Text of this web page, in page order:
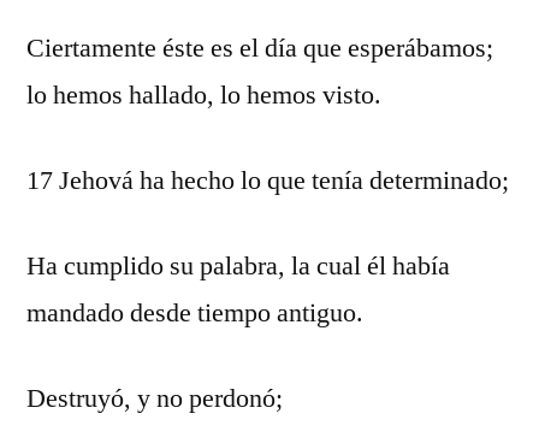
Ciertamente éste es el día que esperábamos;
lo hemos hallado, lo hemos visto.
17 Jehová ha hecho lo que tenía determinado;
Ha cumplido su palabra, la cual él había
mandado desde tiempo antiguo.
Destruyó, y no perdonó;